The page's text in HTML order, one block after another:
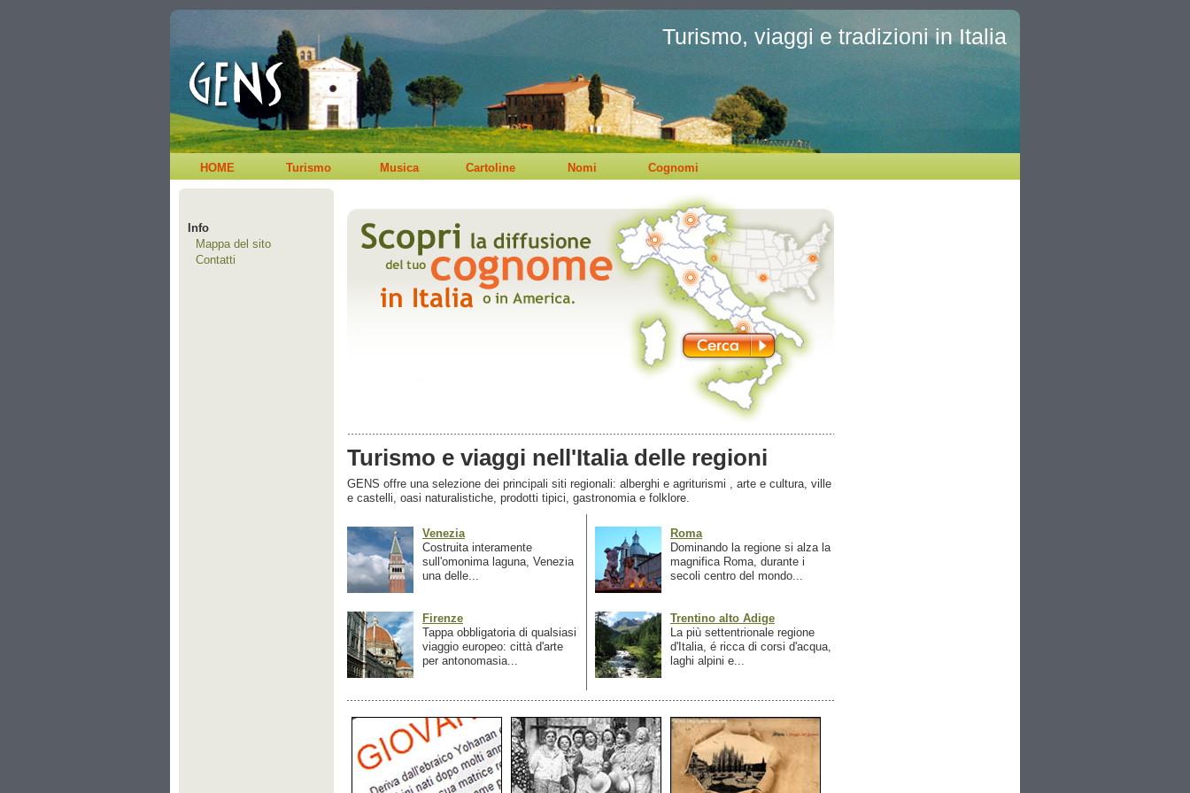
Turismo, viaggi e tradizioni in Italia
HOME Turismo Musica Cartoline Nomi Cognomi
Info
Mappa del sito
Contatti
Turismo e viaggi nell'Italia delle regioni
GENS offre una selezione dei principali siti regionali: alberghi e agriturismi , arte e cultura, ville
e castelli, oasi naturalistiche, prodotti tipici, gastronomia e folklore.
Venezia
Costruita interamente
sull'omonima laguna, Venezia
una delle...
Firenze
Tappa obbligatoria di qualsiasi
viaggio europeo: città d'arte
per antonomasia...
Roma
Dominando la regione si alza la
magnifica Roma, durante i
secoli centro del mondo...
Trentino alto Adige
La più settentrionale regione
d'Italia, é ricca di corsi d'acqua,
laghi alpini e...